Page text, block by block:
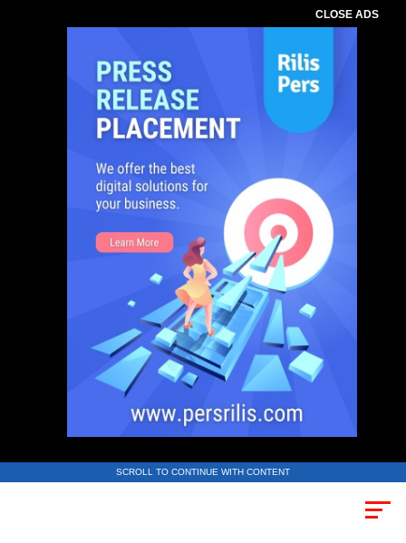
CLOSE ADS
SCROLL TO CONTINUE WITH CONTENT